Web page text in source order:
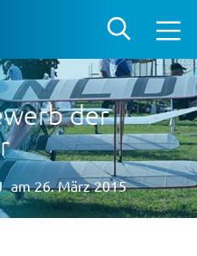
der
am 26. März 2015